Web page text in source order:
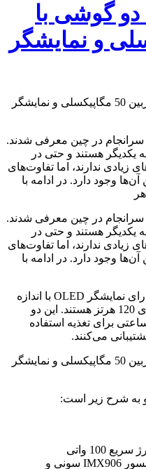
200 پرو: دو گوشی با
و نمایشگر
جدید آنر 200 و آنر 200 پرو سرانجام در چین معرفی شدند.
یکدیگر هستند و حتی در
ندارند، اما تفاوت‌های
وجود دارد. در ادامه با
جدید آنر 200 و آنر 200 پرو سرانجام در چین معرفی شدند.
یکدیگر هستند و حتی در
ندارند، اما تفاوت‌های
وجود دارد. در ادامه با
هر دو گوشی آنر 200 و آنر 200 پرو دارای نمایشگر OLED با اندازه
6.7 اینچ و وضوح +FHD و نرخ نوسازی 120 هرتز هستند. این دو
5200 میلی‌آمپرساعتی برای تغذیه استفاده
– دوربین اصلی: 50 مگاپیکسلی با سنسور IMX906 سونی و